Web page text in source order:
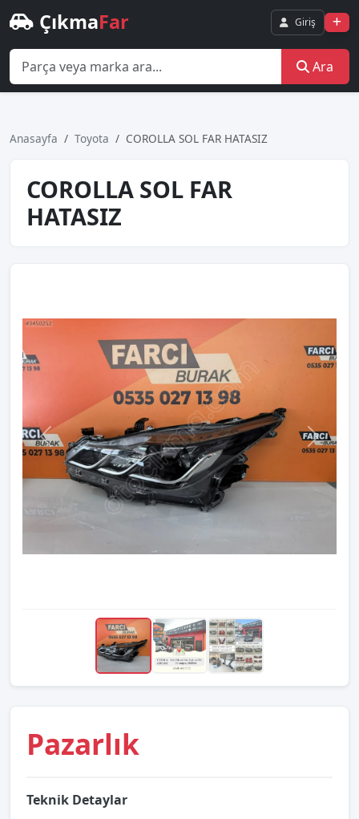
ÇıkmaFar Giriş
Ara
Anasayfa Toyota COROLLA SOL FAR HATASIZ
COROLLA SOL FAR
HATASIZ
Pazarlık
Teknik Detaylar